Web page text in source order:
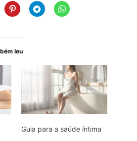
leu
Guia para a saúde íntima